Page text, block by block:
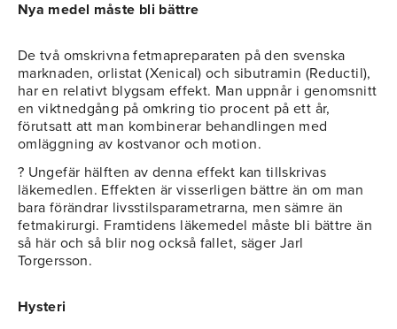
Nya medel måste bli bättre
De två omskrivna fetmapreparaten på den svenska
marknaden, orlistat (Xenical) och sibutramin (Reductil),
har en relativt blygsam effekt. Man uppnår i genomsnitt
en viktnedgång på omkring tio procent på ett år,
förutsatt att man kombinerar behandlingen med
omläggning av kostvanor och motion.
? Ungefär hälften av denna effekt kan tillskrivas
läkemedlen. Effekten är visserligen bättre än om man
bara förändrar livsstilsparametrarna, men sämre än
fetmakirurgi. Framtidens läkemedel måste bli bättre än
så här och så blir nog också fallet, säger Jarl
Torgersson.
Hysteri